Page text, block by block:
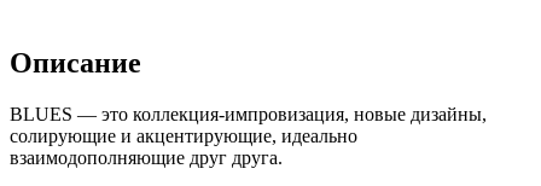
Описание
BLUES — это коллекция-импровизация, новые дизайны,
солирующие и акцентирующие, идеально
взаимодополняющие друг друга.